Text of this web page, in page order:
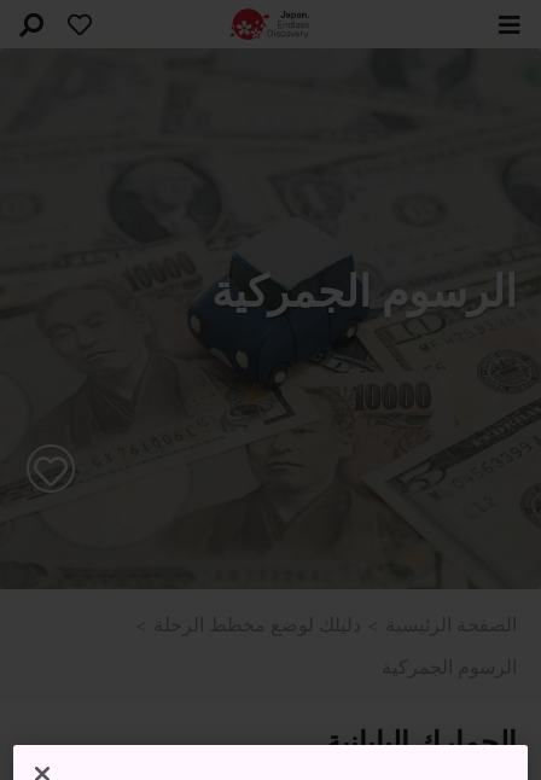
الرسوم الجمركية
الجمارك اليابانية